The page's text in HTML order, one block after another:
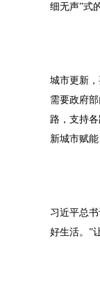
细无声”式
城市更新
需要政府
路，支持
新城市赋能
习近平总
好生活。”